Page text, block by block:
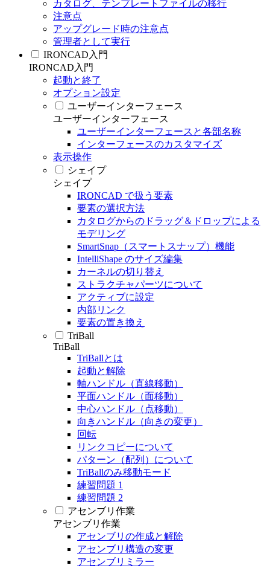
カタログ、テンプレートファイルの移行
注意点
アップグレード時の注意点
管理者として実行
IRONCAD入門
IRONCAD入門
起動と終了
オプション設定
ユーザーインターフェース
ユーザーインターフェース
ユーザーインターフェースと各部名称
インターフェースのカスタマイズ
表示操作
シェイプ
シェイプ
IRONCAD で扱う要素
要素の選択方法
カタログからのドラッグ＆ドロップによる
モデリング
SmartSnap（スマートスナップ）機能
IntelliShape のサイズ編集
カーネルの切り替え
ストラクチャパーツについて
アクティブに設定
内部リンク
要素の置き換え
TriBall
TriBall
TriBallとは
起動と解除
軸ハンドル（直線移動）
平面ハンドル（面移動）
中心ハンドル（点移動）
向きハンドル（向きの変更）
回転
リンクコピーについて
パターン（配列）について
TriBallのみ移動モード
練習問題 1
練習問題 2
アセンブリ作業
アセンブリ作業
アセンブリの作成と解除
アセンブリ構造の変更
アセンブリミラー